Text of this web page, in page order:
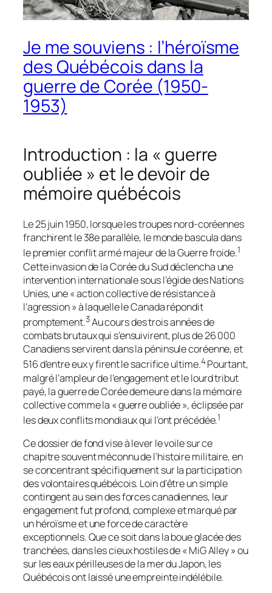
Je me souviens : l’héroïsme
des Québécois dans la
guerre de Corée (1950-
1953)
Introduction : la « guerre
oubliée » et le devoir de
mémoire québécois
Le 25 juin 1950, lorsque les troupes nord-coréennes
franchirent le 38e parallèle, le monde bascula dans
le premier conflit armé majeur de la Guerre froide.1
Cette invasion de la Corée du Sud déclencha une
intervention internationale sous l’égide des Nations
Unies, une « action collective de résistance à
l’agression » à laquelle le Canada répondit
promptement.3Au cours des trois années de
combats brutaux qui s’ensuivirent, plus de 26 000
Canadiens servirent dans la péninsule coréenne, et
516 d’entre eux y firent le sacrifice ultime.4Pourtant,
malgré l’ampleur de l’engagement et le lourd tribut
payé, la guerre de Corée demeure dans la mémoire
collective comme la « guerre oubliée », éclipsée par
les deux conflits mondiaux qui l’ont précédée.1
Ce dossier de fond vise à lever le voile sur ce
chapitre souvent méconnu de l’histoire militaire, en
se concentrant spécifiquement sur la participation
des volontaires québécois. Loin d’être un simple
contingent au sein des forces canadiennes, leur
engagement fut profond, complexe et marqué par
un héroïsme et une force de caractère
exceptionnels. Que ce soit dans la boue glacée des
tranchées, dans les cieux hostiles de « MiG Alley » ou
sur les eaux périlleuses de la mer du Japon, les
Québécois ont laissé une empreinte indélébile.